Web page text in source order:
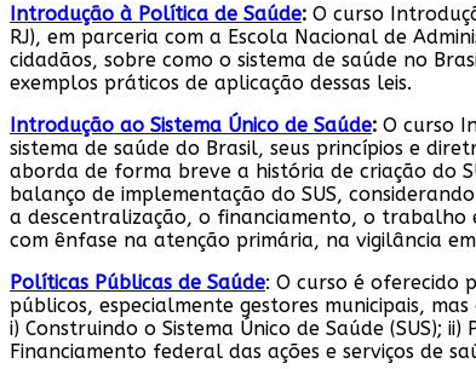
Introdução à Política de Saúde: O curso
RJ), em parceria com a Escola Nacional de
cidadãos, sobre como o sistema de saúde no
exemplos práticos de aplicação dessas leis.
Introdução ao Sistema Único de Saúde: O curso
sistema de saúde do Brasil, seus princípios e
aborda de forma breve a história de criação do
balanço de implementação do SUS,
a descentralização, o financiamento, o trabalho
com ênfase na atenção primária, na vigilância
Políticas Públicas de Saúde: O curso é oferecido
públicos, especialmente gestores municipais,
i) Construindo o Sistema Único de Saúde (SUS);
Financiamento federal das ações e serviços de